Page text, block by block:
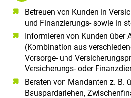
Betreuen von Kunden in
und Finanzierungs- sowie in
Informieren von Kunden über
(Kombination aus
Vorsorge- und
Versicherungs- oder
Beraten von Mandanten z. B.
Bauspardarlehen,